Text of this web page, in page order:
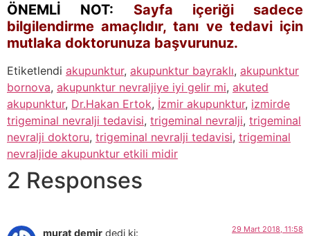
ÖNEMLİ NOT: Sayfa içeriği sadece
bilgilendirme amaçlıdır, tanı ve tedavi için
mutlaka doktorunuza başvurunuz.
Etiketlendi akupunktur, akupunktur bayraklı, akupunktur
bornova, akupunktur nevraljiye iyi gelir mi, akuted
akupunktur, Dr.Hakan Ertok, İzmir akupunktur, izmirde
trigeminal nevralji tedavisi, trigeminal nevralji, trigeminal
nevralji doktoru, trigeminal nevralji tedavisi, trigeminal
nevraljide akupunktur etkili midir
2 Responses
murat demir dedi ki: 29 Mart 2018, 11:58